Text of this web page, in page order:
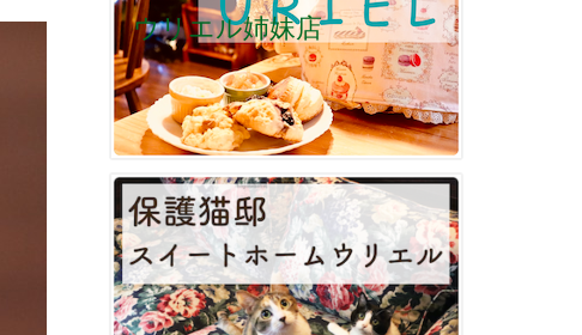
ウリエル姉妹店